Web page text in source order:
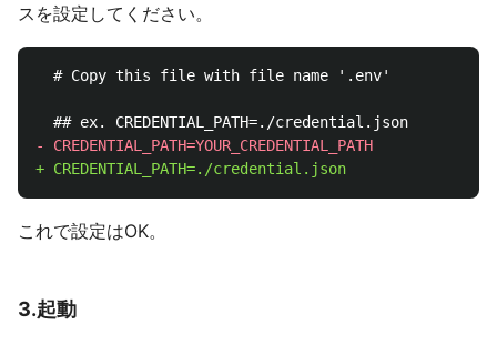
スを設定してください。
これで設定はOK。
3.起動